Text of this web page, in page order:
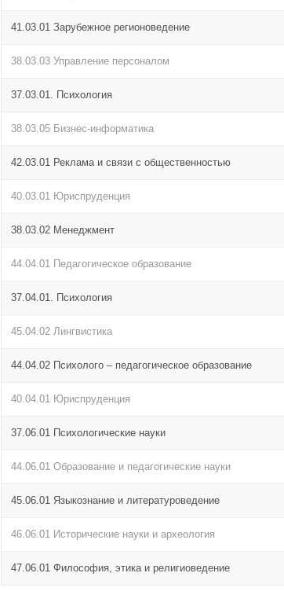
41.03.01 Зарубежное регионоведение
38.03.03 Управление персоналом
37.03.01. Психология
38.03.05 Бизнес-информатика
42.03.01 Реклама и связи с общественностью
40.03.01 Юриспруденция
38.03.02 Менеджмент
44.04.01 Педагогическое образование
37.04.01. Психология
45.04.02 Лингвистика
44.04.02 Психолого – педагогическое образование
40.04.01 Юриспруденция
37.06.01 Психологические науки
44.06.01 Образование и педагогические науки
45.06.01 Языкознание и литературоведение
46.06.01 Исторические науки и археология
47.06.01 Философия, этика и религиоведение